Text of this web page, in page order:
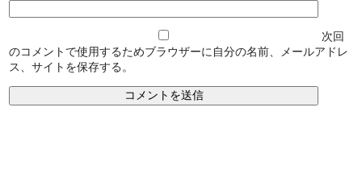
次回
のコメントで使用するためブラウザーに自分の名前、メールアドレ
ス、サイトを保存する。